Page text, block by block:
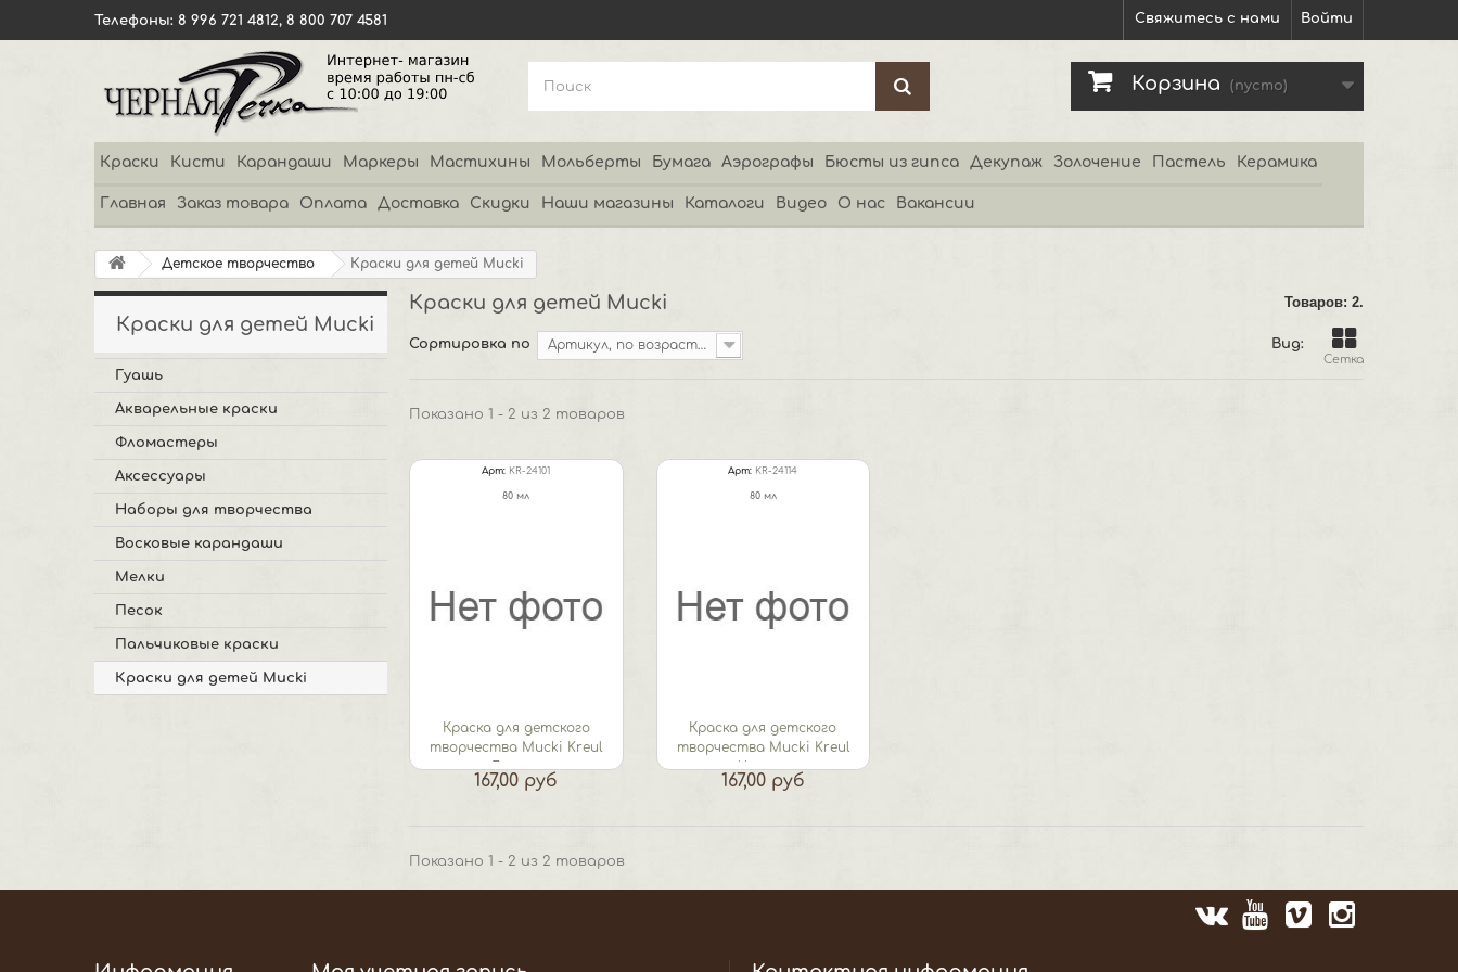
Войти
Свяжитесь с нами
Телефоны: 8 996 721 4812, 8 800 707 4581
Корзина (пусто)
Краски Кисти Карандаши Маркеры Мастихины Мольберты Бумага Аэрографы Бюсты из гипса Декупаж Золочение Пастель Керамика
Главная Заказ товара Оплата Доставка Скидки Наши магазины Каталоги Видео О нас Вакансии
Детское творчество Краски для детей Mucki
Краски для детей Mucki
Гуашь
Акварельные краски
Фломастеры
Аксессуары
Наборы для творчества
Восковые карандаши
Мелки
Песок
Пальчиковые краски
Краски для детей Mucki
Краски для детей Mucki Товаров: 2.
Вид:
Сетка
Сортировка по Артикул, по возрастанию
Показано 1 - 2 из 2 товаров
Арт: KR-24101
80 мл
Краска для детского
творчества Mucki Kreul
Белила
167,00 руб
Арт: KR-24114
80 мл
Краска для детского
творчества Mucki Kreul
Черная
167,00 руб
Показано 1 - 2 из 2 товаров